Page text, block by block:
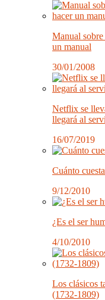
Manual
un manual
30/01/2008
Netflix se
llegará al
16/07/2019
Cuánto
9/12/2010
¿Es el ser
4/10/2010
Los clásicos
(1732-1809)